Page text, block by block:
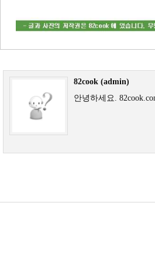
82cook (admin)
안녕하세요.